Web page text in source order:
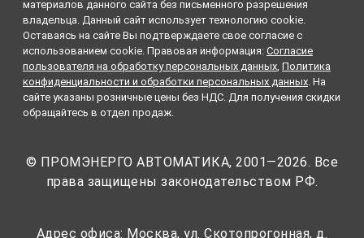
материалов данного сайта без письменного разрешения
владельца. Данный сайт использует технологию cookie.
Оставаясь на сайте Вы подтверждаете свое согласие с
использованием cookie. Правовая информация: Согласие
пользователя на обработку персональных данных, Политика
конфиденциальности и обработки персональных данных. На
сайте указаны розничные цены без НДС. Для получения скидки
обращайтесь в отдел продаж.
© ПРОМЭНЕРГО АВТОМАТИКА, 2001—2026. Все
права защищены законодательством РФ.
Адрес офиса: Москва, ул. Скотопрогонная, д.